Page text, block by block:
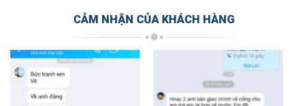
CẢM NHẬN CỦA KHÁCH HÀNG